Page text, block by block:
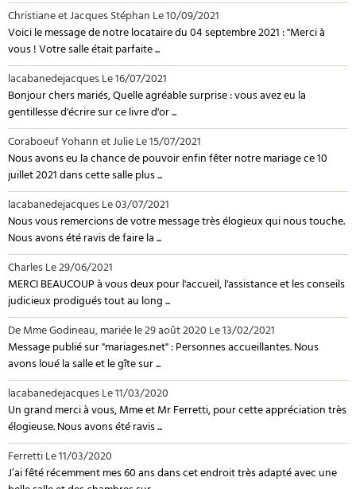
Christiane et Jacques StéphanLe 10/09/2021
Voici le message de notre locataire du 04 septembre 2021 : "Merci à
vous ! Votre salle était parfaite ...
lacabanedejacquesLe 16/07/2021
Bonjour chers mariés, Quelle agréable surprise : vous avez eu la
gentillesse d'écrire sur ce livre d'or ...
Coraboeuf Yohann et JulieLe 15/07/2021
Nous avons eu la chance de pouvoir enfin fêter notre mariage ce 10
juillet 2021 dans cette salle plus ...
lacabanedejacquesLe 03/07/2021
Nous vous remercions de votre message très élogieux qui nous touche.
Nous avons été ravis de faire la ...
CharlesLe 29/06/2021
MERCI BEAUCOUP à vous deux pour l'accueil, l'assistance et les conseils
judicieux prodigués tout au long ...
De Mme Godineau, mariée le 29 août 2020Le 13/02/2021
Message publié sur "mariages.net" : Personnes accueillantes. Nous
avons loué la salle et le gîte sur ...
lacabanedejacquesLe 11/03/2020
Un grand merci à vous, Mme et Mr Ferretti, pour cette appréciation très
élogieuse. Nous avons été ravis ...
FerrettiLe 11/03/2020
J’ai fêté récemment mes 60 ans dans cet endroit très adapté avec une